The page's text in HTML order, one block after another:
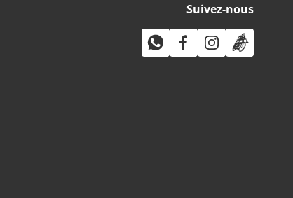
Suivez-nous